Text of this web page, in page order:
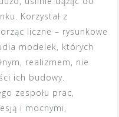
Korzystał z
liczne – rysunkowe
modelek, których
realizmem, nie
ich budowy.
zespołu prac,
i mocnymi,